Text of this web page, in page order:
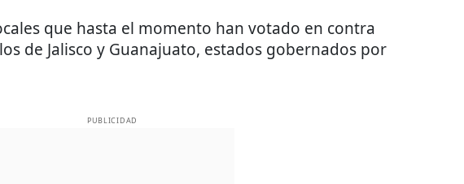
que hasta el momento han votado en contra
de Jalisco y Guanajuato, estados gobernados por
PUBLICIDAD